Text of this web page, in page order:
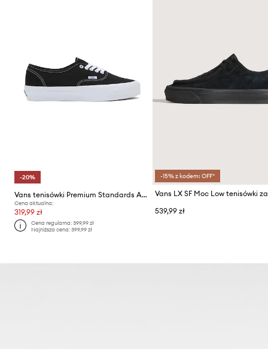
-20%
Vans tenisówki Premium Standards Authentic Reissue 44
Cena aktualna:
319,99 zł
Cena regularna:399,99 zł
Najniższa cena:399,99 zł
-15% z kodem: OFF*
539,99 zł